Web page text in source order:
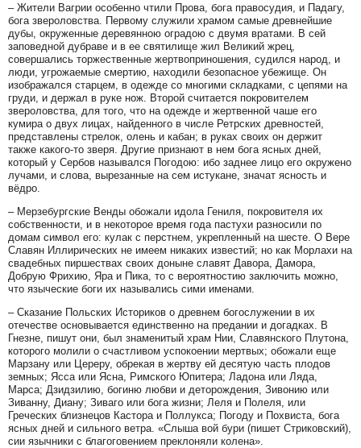
– Жители Вагрии особенно чтили Прова, бога правосудия, и Падагу,
бога звероловства. Первому служили храмом самые древнейшие
дубы, окруженные деревянною оградою с двумя вратами. В сей
заповедной дубраве и в ее святилище жил Великий жрец,
совершались торжественные жертвоприношения, судился народ, и
люди, угрожаемые смертию, находили безопасное убежище. Он
изображался старцем, в одежде со многими складками, с цепями на
груди, и держал в руке нож. Второй считается покровителем
звероловства, для того, что на одежде и жертвенной чаше его
кумира о двух лицах, найденного в числе Ретрских древностей,
представлены стрелок, олень и кабан; в руках своих он держит
также какого-то зверя. Другие признают в нем бога ясных дней,
который у Сербов назывался Погодою: ибо заднее лицо его окружено
лучами, и слова, вырезанные на сем истукане, значат ясность и
вёдро.
– Мерзебургские Венды обожали идола Гениля, покровителя их
собственности, и в некоторое время года пастухи разносили по
домам символ его: кулак с перстнем, укрепленный на шесте. О Вере
Славян Иллирических не имеем никаких известий; но как Морлахи на
свадебных пиршествах своих доныне славят Давора, Дамора,
Добрую Фрихию, Яра и Пика, то с вероятностию заключить можно,
что языческие боги их назывались сими именами.
– Сказание Польских Историков о древнем богослужении в их
отечестве основывается единственно на предании и догадках. В
Гнезне, пишут они, был знаменитый храм Нии, Славянского Плутона,
которого молили о счастливом успокоении мертвых; обожали еще
Марзану или Цереру, обрекая в жертву ей десятую часть плодов
земных; Ясса или Ясна, Римского Юпитера; Ладона или Ляда,
Марса; Дзидзилию, богиню любви и деторождения, Зивонию или
Зиванну, Диану; Зиваго или бога жизни; Леля и Полеля, или
Греческих близнецов Кастора и Поллукса; Погоду и Похвиста, бога
ясных дней и сильного ветра. «Слыша вой бури (пишет Стриковский),
сии язычники с благоговением преклоняли колена».